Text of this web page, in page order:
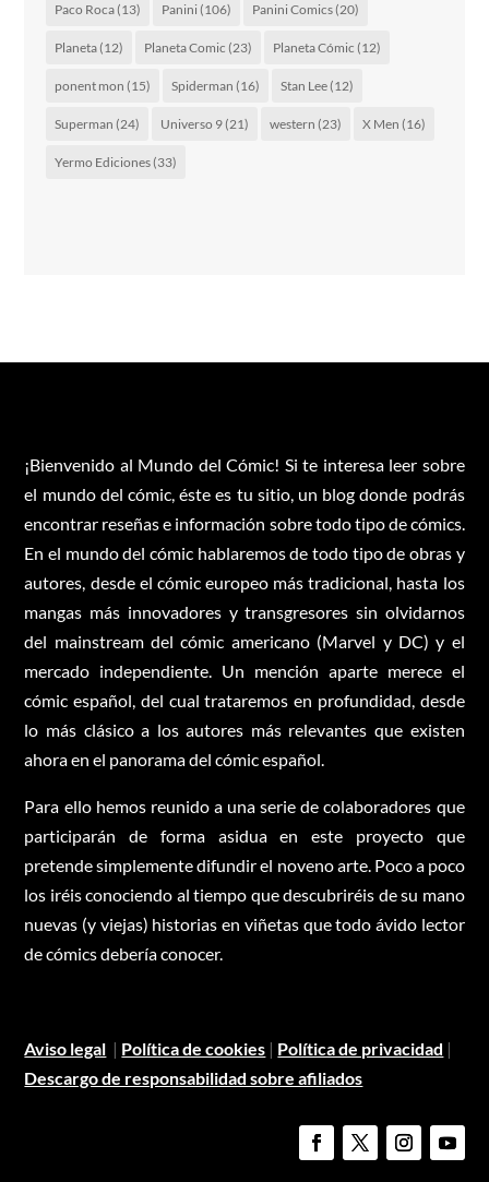
Paco Roca(13) Panini(106) Panini Comics(20)
Planeta(12) Planeta Comic (23) Planeta Cómic (12)
ponent mon (15) Spiderman (16) Stan Lee(12)
Superman (24) Universo 9(21) western (23) X Men (16)
Yermo Ediciones(33)
¡Bienvenido al Mundo del Cómic! Si te interesa leer sobre
el mundo del cómic, éste es tu sitio, un blog donde podrás
encontrar reseñas e información sobre todo tipo de cómics.
En el mundo del cómic hablaremos de todo tipo de obras y
autores, desde el cómic europeo más tradicional, hasta los
mangas más innovadores y transgresores sin olvidarnos
del mainstream del cómic americano (Marvel y DC) y el
mercado independiente. Un mención aparte merece el
cómic español, del cual trataremos en profundidad, desde
lo más clásico a los autores más relevantes que existen
ahora en el panorama del cómic español.
Para ello hemos reunido a una serie de colaboradores que
participarán de forma asidua en este proyecto que
pretende simplemente difundir el noveno arte. Poco a poco
los iréis conociendo al tiempo que descubriréis de su mano
nuevas (y viejas) historias en viñetas que todo ávido lector
de cómics debería conocer.
Aviso legal | Política de cookies | Política de privacidad |
Descargo de responsabilidad sobre afiliados